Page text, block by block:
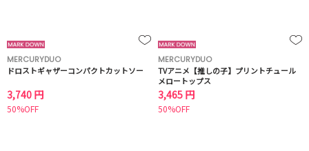
MERCURYDUO
ドロストギャザーコンパクトカットソー
3,740 円
50%OFF
MERCURYDUO
TVアニメ【推しの子】プリントチュール
メロートップス
3,465 円
50%OFF